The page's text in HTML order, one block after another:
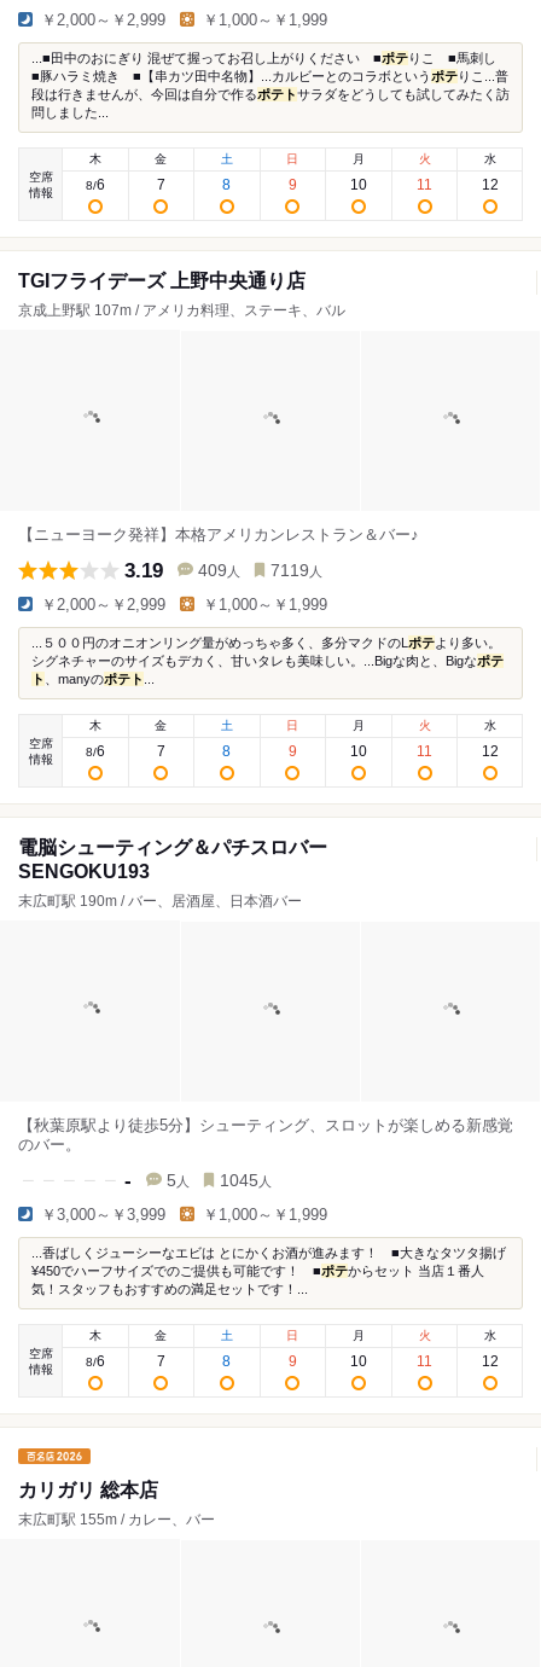
￥2,000～￥2,999 ￥1,000～￥1,999
...■田中のおにぎり 混ぜて握ってお召し上がりください ■ポテりこ ■馬刺し
■豚ハラミ焼き ■【串カツ田中名物】...カルビーとのコラボという ポテりこ...普
段は行きませんが、今回は自分で作るポテトサラダをどうしても試してみたく訪
問しました...
空席
情報
木
8/6
金
7
土
8
日
9
月
10
火
11
水
12
TGIフライデーズ 上野中央通り店
京成上野駅 107m / アメリカ料理、ステーキ、バル
【ニューヨーク発祥】本格アメリカンレストラン＆バー♪
3.19 409 人 7119 人
￥2,000～￥2,999 ￥1,000～￥1,999
...５００円のオニオンリング量がめっちゃ多く、多分マクドのL ポテより多い。
シグネチャーのサイズもデカく、甘いタレも美味しい。...Bigな肉と、Bigなポテ
ト
、manyのポテト
空席
情報
木
8/6
金
7
土
8
日
9
月
10
火
11
水
12
電脳シューティング＆パチスロバー
SENGOKU193
末広町駅 190m / バー、居酒屋、日本酒バー
【秋葉原駅より徒歩5分】シューティング、スロットが楽しめる新感覚
のバー。
- 5 人 1045 人
￥3,000～￥3,999 ￥1,000～￥1,999
...香ばしくジューシーなエビは とにかくお酒が進みます！ ■大きなタツタ揚げ
¥450でハーフサイズでのご提供も可能です！ ■ポテからセット 当店１番人
気！スタッフもおすすめの満足セットです！...
空席
情報
木
8/6
金
7
土
8
日
9
月
10
火
11
水
12
カリガリ 総本店
末広町駅 155m / カレー、バー